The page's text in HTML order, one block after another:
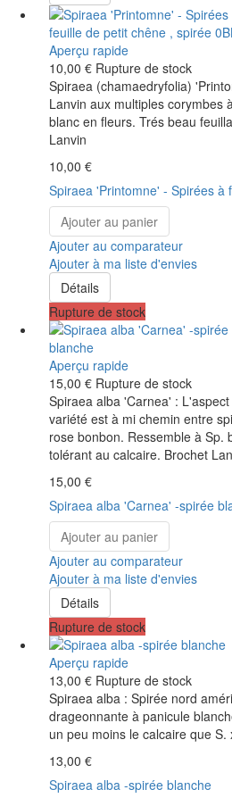
Aperçu rapide
10,00 € Rupture de stock
Spiraea (chamaedryfolia)
Lanvin aux multiples corymbes
blanc en fleurs. Trés beau
Lanvin
10,00 €
Spiraea 'Printomne' - Spirées à
Ajouter au panier
Ajouter au comparateur
Ajouter à ma liste d'envies
Détails
Rupture de stock
Aperçu rapide
15,00 € Rupture de stock
Spiraea alba 'Carnea' :
variété est à mi chemin entre
rose bonbon. Ressemble à Sp.
tolérant au calcaire. Brochet
15,00 €
Spiraea alba 'Carnea' -spirée
Ajouter au panier
Ajouter au comparateur
Ajouter à ma liste d'envies
Détails
Rupture de stock
Aperçu rapide
13,00 € Rupture de stock
Spiraea alba : Spirée nord
drageonnante à panicule
un peu moins le calcaire que
13,00 €
Spiraea alba -spirée blanche